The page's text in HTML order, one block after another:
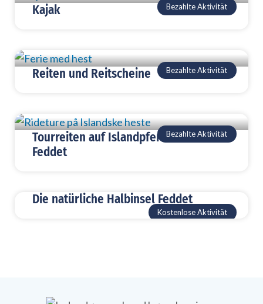
Bezahlte Aktivität
Kajak
Bezahlte Aktivität
Reiten und Reitscheine
Bezahlte Aktivität
Tourreiten auf Islandpferden bei
Feddet
Kostenlose Aktivität
Die natürliche Halbinsel Feddet